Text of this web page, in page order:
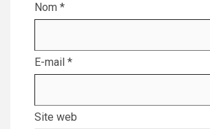
Nom *
E-mail *
Site web